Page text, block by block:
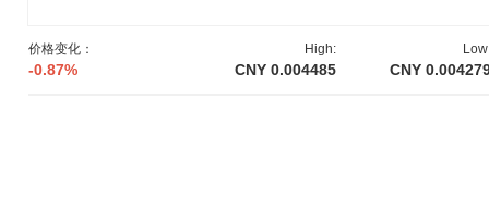
价格变化：
-0.87%
High:
CNY 0.004485 CNY
根据官方更新，Affyn正在为其移动游戏的推出做准备，该游戏预计